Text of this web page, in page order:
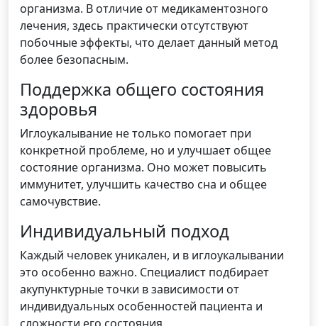
организма. В отличие от медикаментозного
лечения, здесь практически отсутствуют
побочные эффекты, что делает данный метод
более безопасным.
Поддержка общего состояния
здоровья
Иглоукалывание не только помогает при
конкретной проблеме, но и улучшает общее
состояние организма. Оно может повысить
иммунитет, улучшить качество сна и общее
самочувствие.
Индивидуальный подход
Каждый человек уникален, и в иглоукалывании
это особенно важно. Специалист подбирает
акупунктурные точки в зависимости от
индивидуальных особенностей пациента и